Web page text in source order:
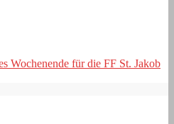
Wochenende für die FF St. Jakob